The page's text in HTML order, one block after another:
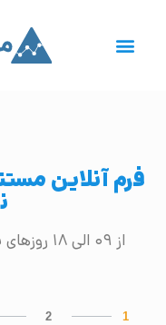
از ۰۹
1
2